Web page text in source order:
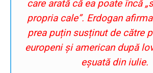
care arată că ea poate încă
propria cale”. Erdogan
prea puțin susținut de către
europeni și american după
eșuată din iulie.